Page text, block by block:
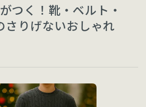
つく！靴・ベルト・
さりげないおしゃれ